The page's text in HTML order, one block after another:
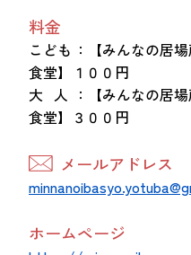
料金
こども ：【みんなの居
食堂】１００円
大 人 ：【みんなの居
食堂】３００円
メールアドレス
ホームページ